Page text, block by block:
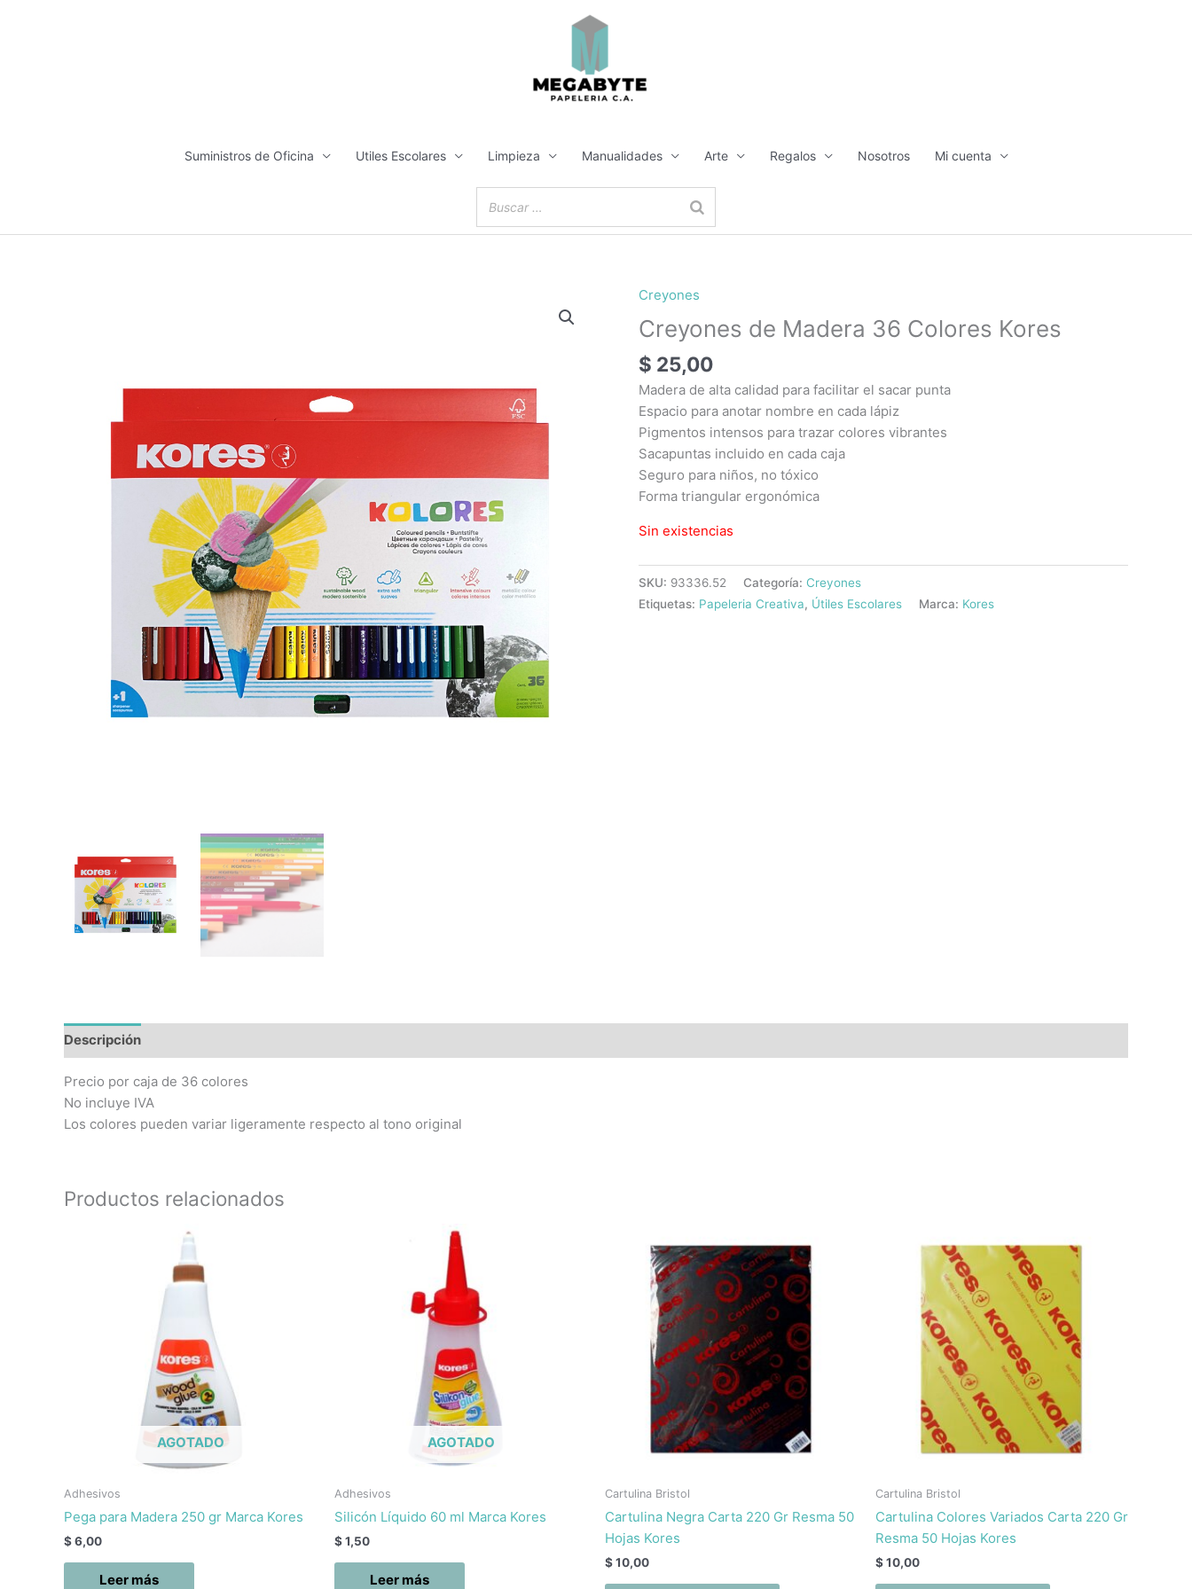
Suministros de Oficina Utiles Escolares Limpieza Manualidades Arte Regalos Nosotros Mi cuenta
Creyones
Creyones de Madera 36 Colores Kores
$ 25,00
Madera de alta calidad para facilitar el sacar punta
Espacio para anotar nombre en cada lápiz
Pigmentos intensos para trazar colores vibrantes
Sacapuntas incluido en cada caja
Seguro para niños, no tóxico
Forma triangular ergonómica
Sin existencias
SKU: 93336.52 Categoría: Creyones
Etiquetas: Papeleria Creativa, Útiles Escolares Marca: Kores
Descripción
Precio por caja de 36 colores
No incluye IVA
Los colores pueden variar ligeramente respecto al tono original
Productos relacionados
AGOTADO
Adhesivos
Pega para Madera 250 gr Marca Kores
$6,00
Leer más
AGOTADO
Adhesivos
Silicón Líquido 60 ml Marca Kores
$1,50
Leer más
Cartulina Bristol
Cartulina Negra Carta 220 Gr Resma 50
Hojas Kores
$10,00
Cartulina Bristol
Cartulina Colores Variados Carta 220 Gr
Resma 50 Hojas Kores
$10,00